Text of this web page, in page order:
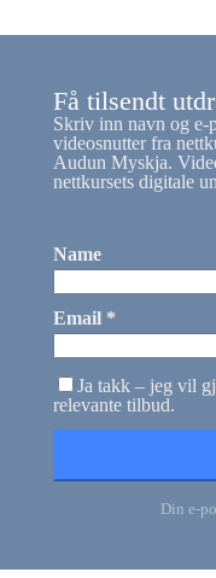
Få tilsendt
Skriv inn navn og e-
videosnutter fra
Audun Myskja.
nettkursets digitale
Name
Email *
Ja takk – jeg vil
relevante tilbud.
Din e-